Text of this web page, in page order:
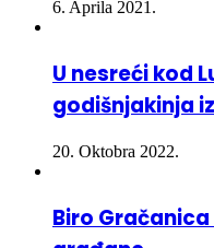
godišnjakinja
20. Oktobra 2022.
građane